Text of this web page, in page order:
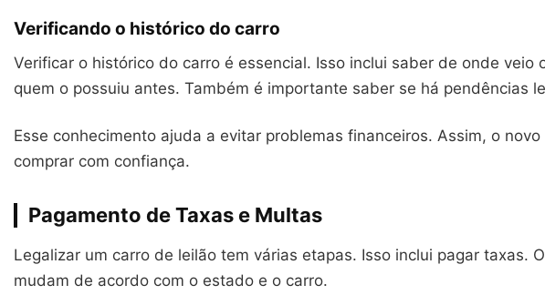
Verificando o histórico do carro
Verificar o histórico do carro é essencial. Isso inclui saber de onde veio
quem o possuiu antes. Também é importante saber se há pendências
Esse conhecimento ajuda a evitar problemas financeiros. Assim, o
comprar com confiança.
Pagamento de Taxas e Multas
Legalizar um carro de leilão tem várias etapas. Isso inclui pagar taxas.
mudam de acordo com o estado e o carro.